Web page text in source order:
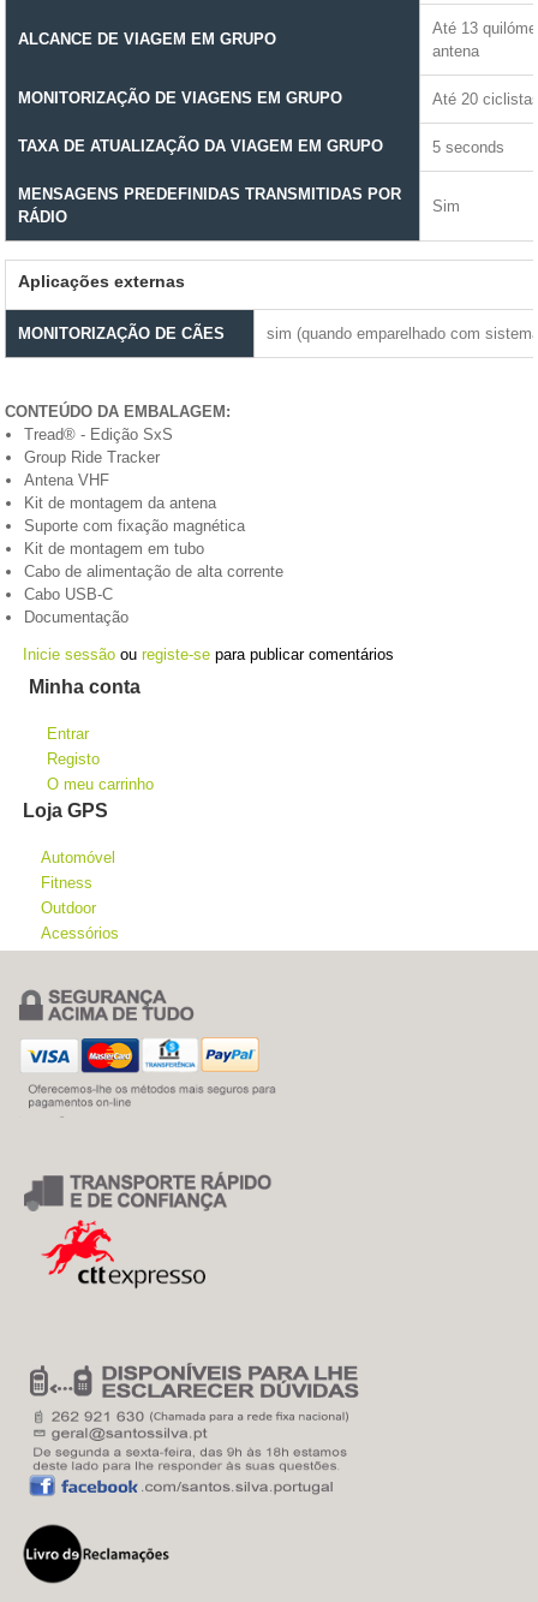
ALCANCE DE VIAGEM EM GRUPO
Até 13
antena
MONITORIZAÇÃO DE VIAGENS EM GRUPO Até 20
TAXA DE ATUALIZAÇÃO DA VIAGEM EM GRUPO 5 seconds
MENSAGENS PREDEFINIDAS TRANSMITIDAS POR
RÁDIO
Sim
Aplicações externas
MONITORIZAÇÃO DE CÃES sim (quando emparelhado com
CONTEÚDO DA EMBALAGEM:
Tread® - Edição SxS
Group Ride Tracker
Antena VHF
Kit de montagem da antena
Suporte com fixação magnética
Kit de montagem em tubo
Cabo de alimentação de alta corrente
Cabo USB-C
Documentação
Inicie sessão ouregiste-se para publicar comentários
Minha conta
Entrar
Registo
O meu carrinho
Loja GPS
Automóvel
Fitness
Outdoor
Acessórios